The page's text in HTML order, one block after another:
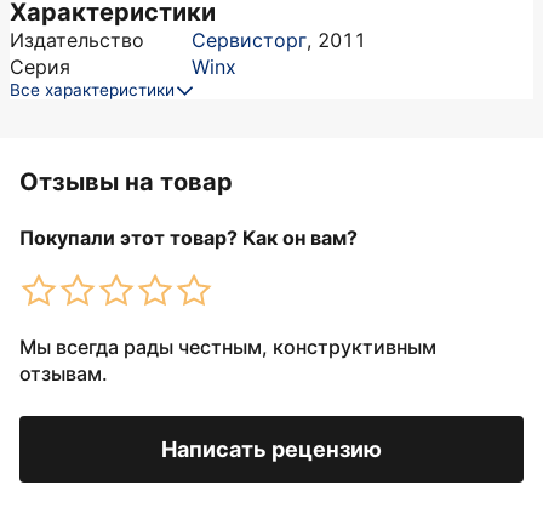
Характеристики
Издательство Сервисторг, 2011
Серия
Winx
Все характеристики
Отзывы на товар
Покупали этот товар? Как он вам?
Мы всегда рады честным, конструктивным
отзывам.
Написать рецензию